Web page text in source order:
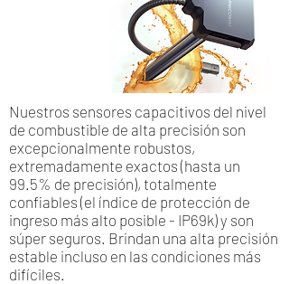
Nuestros sensores capacitivos del nivel
de combustible de alta precisión son
excepcionalmente robustos,
extremadamente exactos (hasta un
99.5% de precisión), totalmente
confiables (el índice de protección de
ingreso más alto posible - IP69k) y son
súper seguros. Brindan una alta precisión
estable incluso en las condiciones más
difíciles.